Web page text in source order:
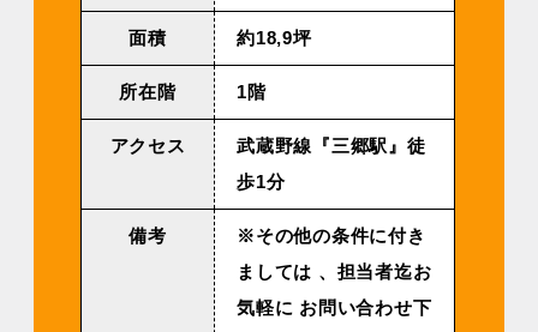
面積 約18,9坪
所在階 1階
アクセス
武蔵野線『三郷駅』徒
歩1分
備考
※その他の条件に付き
ましては 、担当者迄お
気軽に お問い合わせ下